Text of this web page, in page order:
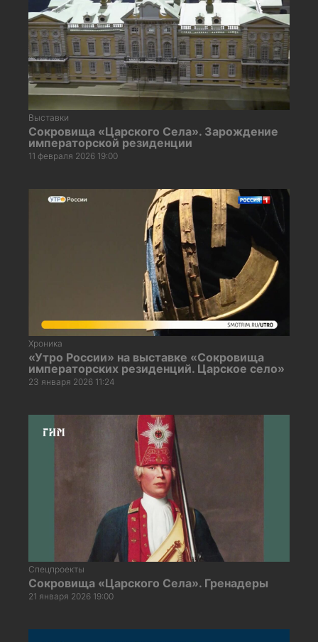
Выставки
Сокровища «Царского Села». Зарождение
императорской резиденции
11 февраля 2026 19:00
Хроника
«Утро России» на выставке «Сокровища
императорских резиденций. Царское село»
23 января 2026 11:24
Спецпроекты
Сокровища «Царского Села». Гренадеры
21 января 2026 19:00